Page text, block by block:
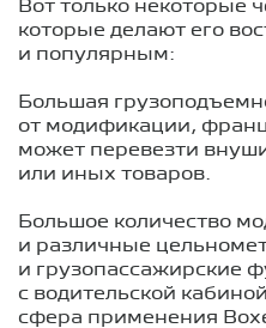
Вот только некоторые
которые делают его
и популярным:
Большая
от модификации,
может перевезти
или иных товаров.
Большое количество
и различные
и грузопассажирские
с водительской
сфера применения